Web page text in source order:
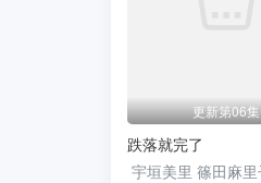
更新第06集
跌落就完了